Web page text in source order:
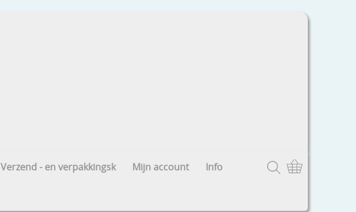
Verzend - en verpakkingsk Mijn account Info